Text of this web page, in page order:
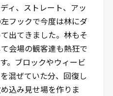
ィ、ストレート、アッ
フックで今度は林にダ
出てきました。林もそ
会場の観客達も熱狂で
。ブロックやウィービ
混ぜていた分、回復し
込み見せ場を作りま